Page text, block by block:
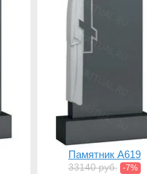
Памятник A619
33140 руб. -7%